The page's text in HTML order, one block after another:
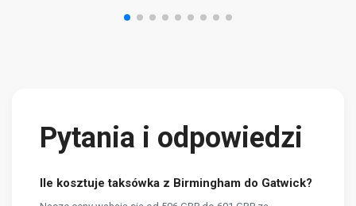
Pytania i odpowiedzi
Ile kosztuje taksówka z Birmingham do Gatwick?